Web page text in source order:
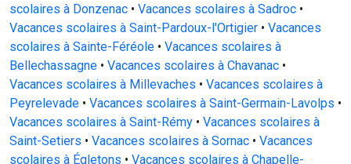
scolaires à Donzenac • Vacances scolaires à Sadroc •
Vacances scolaires à Saint-Pardoux-l'Ortigier • Vacances
scolaires à Sainte-Féréole • Vacances scolaires à
Bellechassagne • Vacances scolaires à Chavanac •
Vacances scolaires à Millevaches • Vacances scolaires à
Peyrelevade • Vacances scolaires à Saint-Germain-Lavolps •
Vacances scolaires à Saint-Rémy • Vacances scolaires à
Saint-Setiers • Vacances scolaires à Sornac • Vacances
scolaires à Égletons • Vacances scolaires à Chapelle-